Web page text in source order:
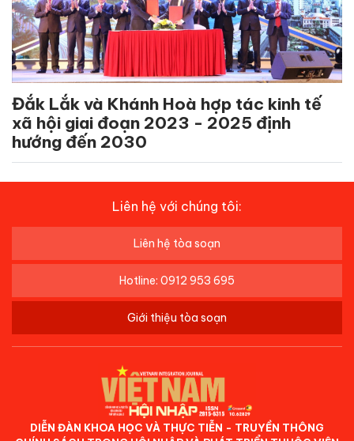
Đắk Lắk và Khánh Hoà hợp tác kinh tế
xã hội giai đoạn 2023 - 2025 định
hướng đến 2030
Liên hệ với chúng tôi:
Liên hệ tòa soạn
Hotline: 0912 953 695
Giới thiệu tòa soạn
DIỄN ĐÀN KHOA HỌC VÀ THỰC TIỄN - TRUYỀN THÔNG